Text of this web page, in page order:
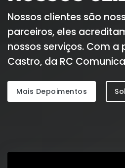
Nossos clientes são
parceiros, eles
nossos serviços. Com a
Castro, da RC
Mais Depoimentos